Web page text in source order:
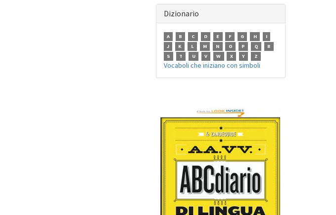
Dizionario
A B C D E F G H
I
J
K L M N O P Q
R
S
T U V W X Y Z
Vocaboli che iniziano con simboli